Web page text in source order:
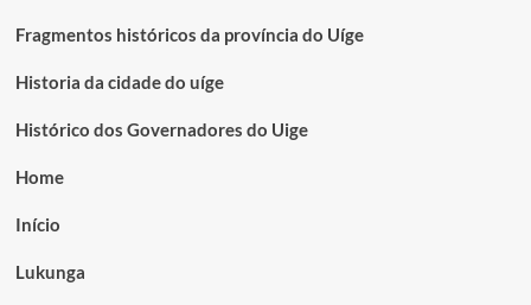
Fragmentos históricos da província do Uíge
Historia da cidade do uíge
Histórico dos Governadores do Uige
Home
Início
Lukunga